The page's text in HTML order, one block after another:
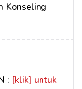
Konseling
: [klik] untuk